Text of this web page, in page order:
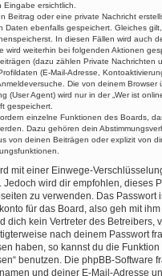
Eingabe ersichtlich.
Beitrag oder eine private Nachricht
Daten ebenfalls gespeichert. Gleiches
In diesen Fällen wird auch
wird weiterhin bei folgenden Aktionen
(dazu zählen Private Nachrichten
(E-Mail-Adresse,
Die von deinem Browser
(User Agent) wird nur in der „Wer ist
gespeichert.
einzelne Funktionen des Boards,
Dazu gehören dein
von deinen Beiträgen oder explizit von
mit einer Einwege-
Jedoch wird dir empfohlen, dieses
zu verwenden. Das Passwort
für das Board, also geh mit
dich kein Vertreter des Betreibers,
nach deinem Passwort
haben, so kannst du die Funktion
benutzen. Die phpBB-Software
und deiner E-Mail-Adresse